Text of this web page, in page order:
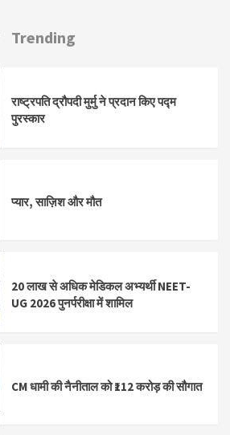
Trending
राष्ट्रपति द्रौपदी मुर्मु ने प्रदान किए पद्म
पुरस्कार
प्यार, साज़िश और मौत
20 लाख से अधिक मेडिकल अभ्यर्थी NEET-
UG 2026 पुनर्परीक्षा में शामिल
CM धामी की नैनीताल को ₹112 करोड़ की सौगात